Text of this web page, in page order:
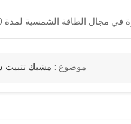
موضوع : مشبك تثبيت